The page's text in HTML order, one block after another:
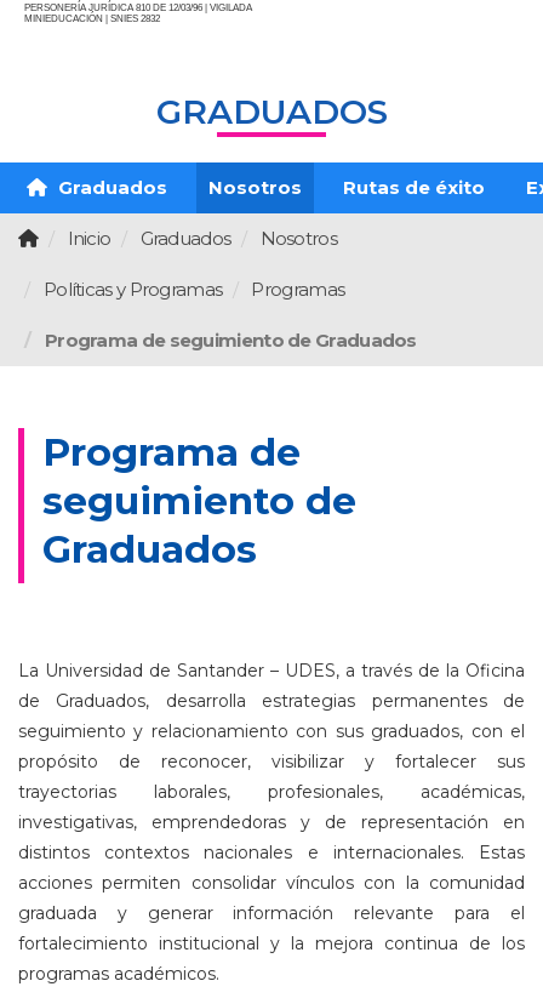
PERSONERÍA JURÍDICA 810 DE 12/03/96 | VIGILADA
MINIEDUCACIÓN | SNIES 2832
GRADUADOS
Graduados Nosotros Rutas de éxito
Inicio Graduados Nosotros
Políticas y Programas Programas
Programa de seguimiento de Graduados
Programa de
seguimiento de
Graduados
La Universidad de Santander – UDES, a través de la Oficina
de Graduados, desarrolla estrategias permanentes de
seguimiento y relacionamiento con sus graduados, con el
propósito de reconocer, visibilizar y fortalecer sus
trayectorias laborales, profesionales, académicas,
investigativas, emprendedoras y de representación en
distintos contextos nacionales e internacionales. Estas
acciones permiten consolidar vínculos con la comunidad
graduada y generar información relevante para el
fortalecimiento institucional y la mejora continua de los
programas académicos.